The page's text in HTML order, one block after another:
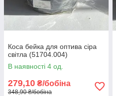
Коса бейка для оптива сіра
світла (51704.004)
В наявності 4 од.
279,10 ₴/бобіна
348,90 ₴/бобіна